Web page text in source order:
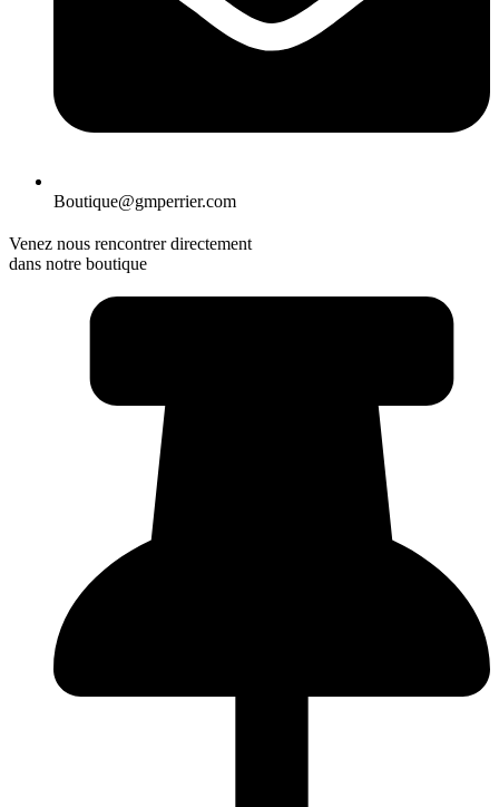
Boutique@gmperrier.com
Venez nous rencontrer directement
dans notre boutique